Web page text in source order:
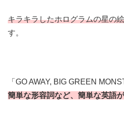
キラキラしたホログラムの星の
す。
「GO AWAY, BIG GREEN
簡単な形容詞など、簡単な英語